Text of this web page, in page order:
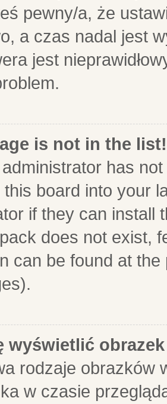
pewny/a, że
a czas nadal jest
jest
is not in the list!
has
board into your
if they can install
does not exist,
can be found at
wyświetlić
rodzaje obrazków
w czasie